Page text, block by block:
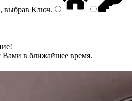
выбрав Ключ.
Вами в ближайшее время.